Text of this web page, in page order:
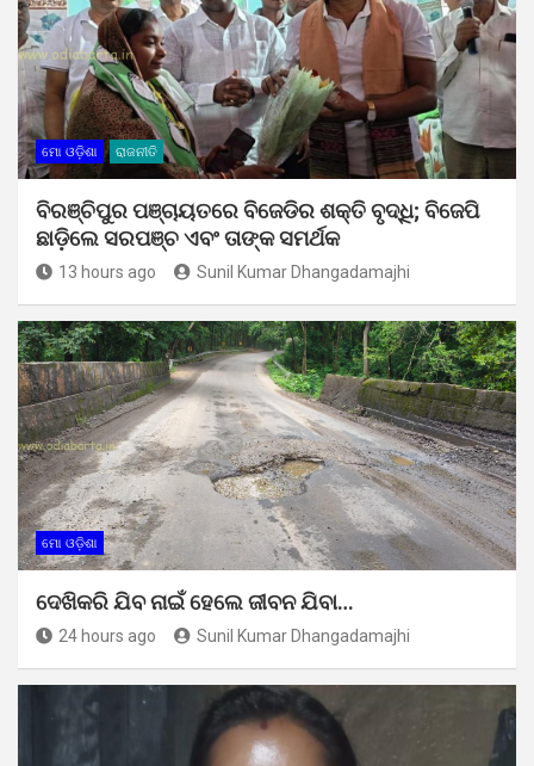
ମୋ ଓଡ଼ିଶା ରାଜନୀତି
ବିରଞ୍ଚିପୁର ପଞ୍ଚାୟତରେ ବିଜେଡିର ଶକ୍ତି ବୃଦ୍ଧି; ବିଜେପି
ଛାଡ଼ିଲେ ସରପଞ୍ଚ ଏବଂ ତାଙ୍କ ସମର୍ଥକ
13 hours ago Sunil Kumar Dhangadamajhi
ମୋ ଓଡ଼ିଶା
ଦେଖିକରି ଯିବ ନାଇଁ ହେଲେ ଜୀବନ ଯିବା…
24 hours ago Sunil Kumar Dhangadamajhi